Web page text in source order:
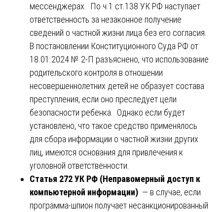
мессенджерах. По ч.1 ст.138 УК РФ наступает
ответственность за незаконное получение
сведений о частной жизни лица без его согласия.
В постановлении Конституционного Суда РФ от
18.01.2024 № 2-П разъяснено, что использование
родительского контроля в отношении
несовершеннолетних детей не образует состава
преступления, если оно преследует цели
безопасности ребенка. Однако если будет
установлено, что такое средство применялось
для сбора информации о частной жизни других
лиц, имеются основания для привлечения к
уголовной ответственности.
Статья 272 УК РФ (Неправомерный доступ к
компьютерной информации) — в случае, если
программа-шпион получает несанкционированный